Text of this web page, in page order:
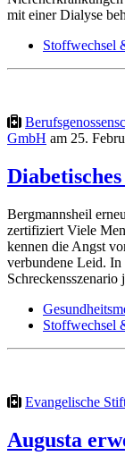
mit einer Dialyse
Stoffwechsel
GmbH am 25.
Bergmannsheil
zertifiziert Viele
kennen die Angst
verbundene Leid. In
Stoffwechsel
Evangelische
Augusta